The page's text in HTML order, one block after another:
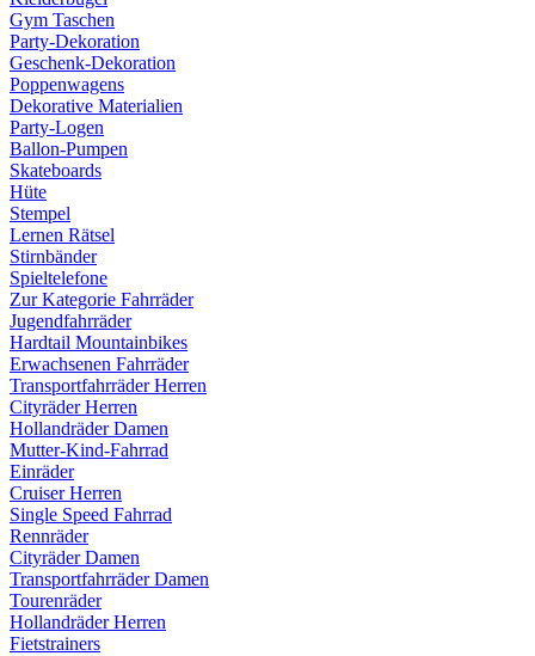
Gym Taschen
Party-Dekoration
Geschenk-Dekoration
Poppenwagens
Dekorative Materialien
Party-Logen
Ballon-Pumpen
Skateboards
Hüte
Stempel
Lernen Rätsel
Stirnbänder
Spieltelefone
Zur Kategorie Fahrräder
Jugendfahrräder
Hardtail Mountainbikes
Erwachsenen Fahrräder
Transportfahrräder Herren
Cityräder Herren
Hollandräder Damen
Mutter-Kind-Fahrrad
Einräder
Cruiser Herren
Single Speed Fahrrad
Rennräder
Cityräder Damen
Transportfahrräder Damen
Tourenräder
Hollandräder Herren
Fietstrainers